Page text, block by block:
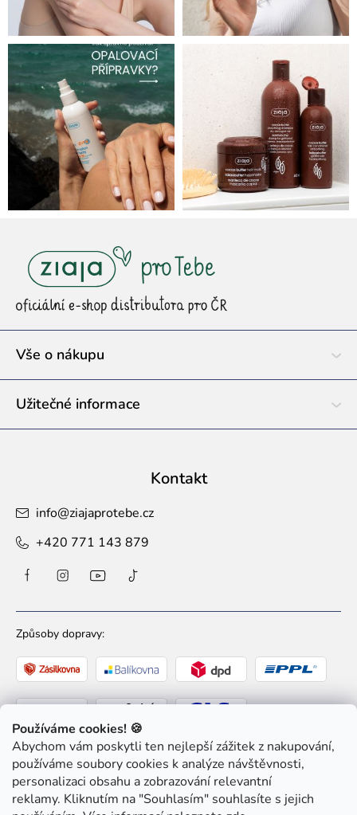
Používáme cookies! 🍪
Abychom vám poskytli ten nejlepší zážitek z nakupování,
používáme soubory cookies k analýze návštěvnosti,
personalizaci obsahu a zobrazování relevantní
reklamy. Kliknutím na "Souhlasím" souhlasíte s jejich
t
Vše o nákupu
Užitečné informace
Kontakt
info@ziajaprotebe.cz
+420 771 143 879
Způsoby dopravy:
Způsoby platby: